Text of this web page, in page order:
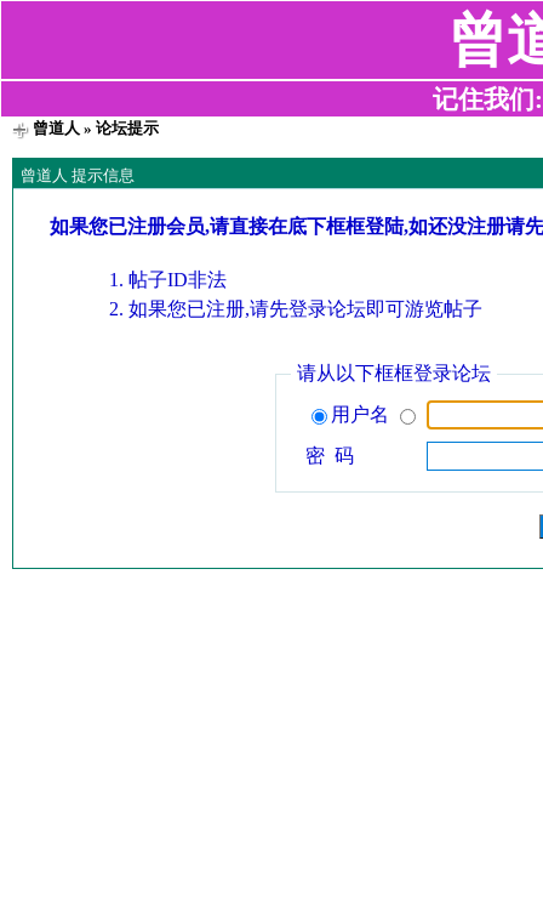
曾
记住我们
曾道人 » 论坛提示
曾道人 提示信息
如果您已注册会员,请直接在底下框框登陆,如还没注册请
帖子ID非法
如果您已注册,请先登录论坛即可游览帖子
请从以下框框登录论坛
用户名
密 码